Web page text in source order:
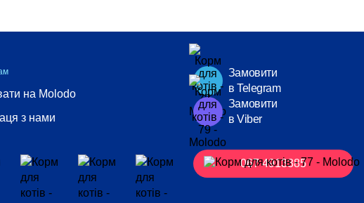
на Molodo
з нами
067 4913385
Замовити
в Telegram
Замовити
в Viber